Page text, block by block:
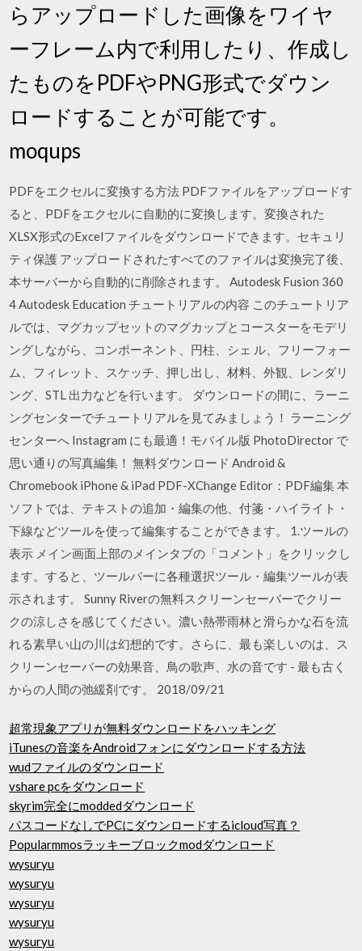
らアップロードした画像をワイヤ
ーフレーム内で利用したり、作成し
たものをPDFやPNG形式でダウン
ロードすることが可能です。
moqups
PDFをエクセルに変換する方法 PDFファイルをアップロードす
ると、PDFをエクセルに自動的に変換します。変換された
XLSX形式のExcelファイルをダウンロードできます。セキュリ
ティ保護 アップロードされたすべてのファイルは変換完了後、
本サーバーから自動的に削除されます。 Autodesk Fusion 360
4 Autodesk Education チュートリアルの内容 このチュートリア
ルでは、マグカップセットのマグカップとコースターをモデリ
ングしながら、コンポーネント、円柱、シェ ル、フリーフォー
ム、フィレット、スケッチ、押し出し、材料、外観、レンダリ
ング、STL 出力などを行います。 ダウンロードの間に、ラーニ
ングセンターでチュートリアルを見てみましょう！ ラーニング
センターへ Instagram にも最適！モバイル版 PhotoDirector で
思い通りの写真編集！ 無料ダウンロード Android &
Chromebook iPhone & iPad PDF-XChange Editor：PDF編集 本
ソフトでは、テキストの追加・編集の他、付箋・ハイライト・
下線などツールを使って編集することができます。 1.ツールの
表示 メイン画面上部のメインタブの「コメント」をクリックし
ます。すると、ツールバーに各種選択ツール・編集ツールが表
示されます。 Sunny Riverの無料スクリーンセーバーでクリー
クの涼しさを感じてください。濃い熱帯雨林と滑らかな石を流
れる素早い山の川は幻想的です。さらに、最も楽しいのは、ス
クリーンセーバーの効果音、鳥の歌声、水の音です - 最も古く
からの人間の弛緩剤です。 2018/09/21
超常現象アプリが無料ダウンロードをハッキング
iTunesの音楽をAndroidフォンにダウンロードする方法
wudファイルのダウンロード
vshare pcをダウンロード
skyrim完全にmoddedダウンロード
パスコードなしでPCにダウンロードするicloud写真？
Popularmmosラッキーブロックmodダウンロード
wysuryu
wysuryu
wysuryu
wysuryu
wysuryu